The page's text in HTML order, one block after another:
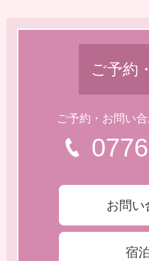
ご予約
ご予約・お問い
お問い
宿